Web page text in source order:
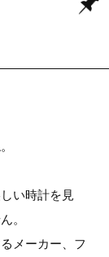
い時計を見
。
メーカー、フ